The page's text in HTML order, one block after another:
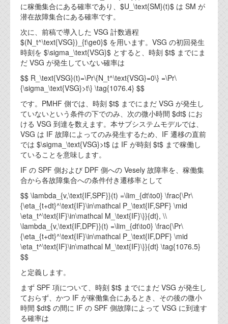
に稼働集合にある確率であり、$U_\text{SM}(t)$ は SM が
潜在故障集合にある確率です。
次に、前稿で導入した VSG 計数過程
$(N_t^\text{VSG})_{t\ge0}$ を用います。VSG の初回発生
時刻を $\sigma_\text{VSG}$ とすると、時刻 $t$ までにま
だ VSG が発生していない確率は
$$ R_\text{VSG}(t)=\Pr\{N_t^\text{VSG}=0\} =\Pr\
{\sigma_\text{VSG}>t\} \tag{1076.4} $$
です。PMHF 側では、時刻 $t$ までにまだ VSG が発生し
ていないという条件の下でのみ、次の微小時間 $dt$ にお
ける VSG 到達を数えます。本サブシステムモデルでは、
VSG は IF 故障によってのみ発生するため、IF 遷移の直前
では $\sigma_\text{VSG}>t$ は IF が時刻 $t$ まで稼働し
ていることを意味します。
IF の SPF 側および DPF 側への Vesely 故障率を、稼働集
合から各故障集合への条件付き遷移率として
$$ \lambda_{v,\text{IF,SPF}}(t) =\lim_{dt\to0} \frac{\Pr\
{\eta_{t+dt}^\text{IF}\in\mathcal P_\text{IF,SPF} \mid
\eta_t^\text{IF}\in\mathcal M_\text{IF}\}}{dt}, \\
\lambda_{v,\text{IF,DPF}}(t) =\lim_{dt\to0} \frac{\Pr\
{\eta_{t+dt}^\text{IF}\in\mathcal P_\text{IF,DPF} \mid
\eta_t^\text{IF}\in\mathcal M_\text{IF}\}}{dt} \tag{1076.5}
$$
と定義します。
まず SPF 項について、時刻 $t$ までにまだ VSG が発生し
ておらず、かつ IF が稼働集合にあるとき、その後の微小
時間 $dt$ の間に IF の SPF 側故障によって VSG に到達す
る確率は